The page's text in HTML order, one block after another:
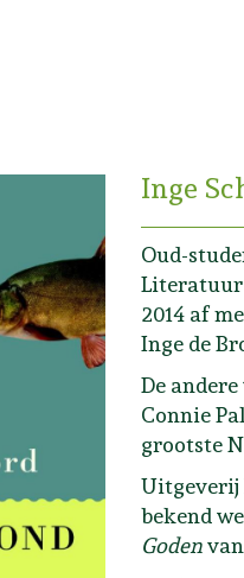
Inge
Oud-
Literatuur
2014 af
Inge de
De
Connie
grootste
Uitgeverij
bekend
Goden